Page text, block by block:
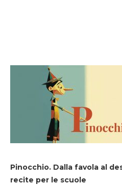
Pinocchio. Dalla favola al
recite per le scuole